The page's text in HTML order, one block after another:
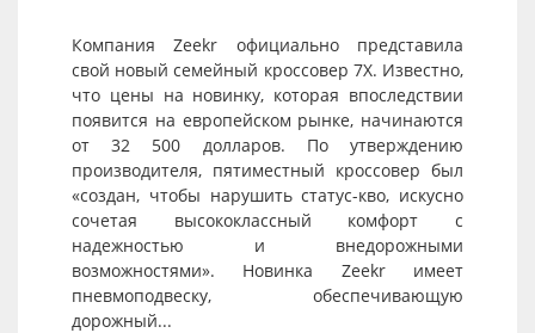
Компания Zeekr официально представила
свой новый семейный кроссовер 7X. Известно,
что цены на новинку, которая впоследствии
появится на европейском рынке, начинаются
от 32 500 долларов. По утверждению
производителя, пятиместный кроссовер был
«создан, чтобы нарушить статус-кво, искусно
сочетая высококлассный комфорт с
надежностью и внедорожными
возможностями». Новинка Zeekr имеет
пневмоподвеску, обеспечивающую
дорожный...